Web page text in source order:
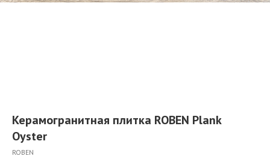
Керамогранитная плитка ROBEN Plank
Oyster
ROBEN